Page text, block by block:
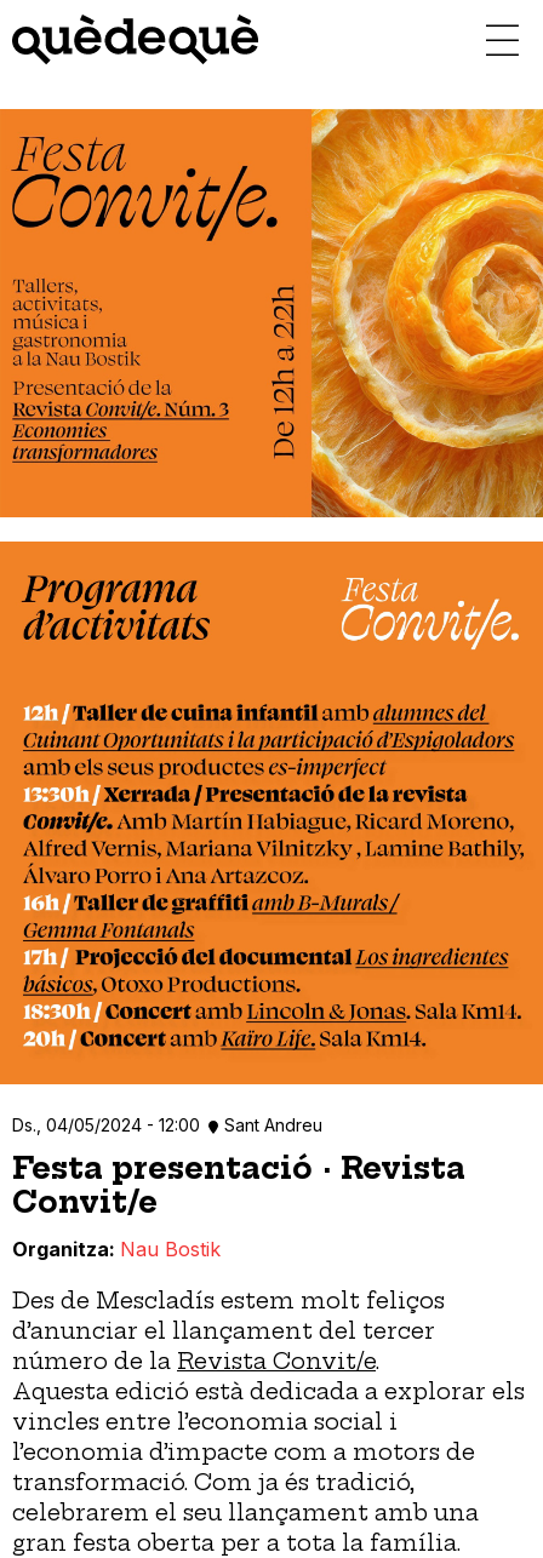
contingut
Ds., 04/05/2024 - 12:00 Sant Andreu
Festa presentació · Revista
Convit/e
Organitza Nau Bostik
Des de Mescladís estem molt feliços
d’anunciar el llançament del tercer
número de la Revista Convit/e.
Aquesta edició està dedicada a explorar els
vincles entre l’economia social i
l’economia d’impacte com a motors de
transformació. Com ja és tradició,
celebrarem el seu llançament amb una
gran festa oberta per a tota la família.